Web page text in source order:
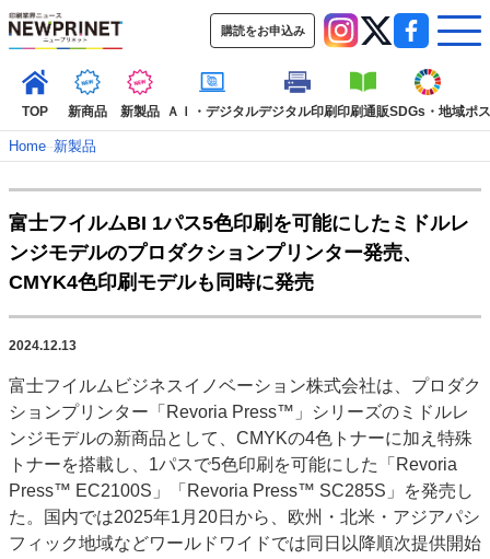
購読をお申込み
TOP 新商品 新製品 ＡＩ・デジタルデジタル印刷印刷通販SDGs・地域ポ
TOP
新着記事 特集記事
動画コンテンツ
インタビュー
コレクション
新商品
SDGs・地域
イベント 信用情報
業界
市場・統計
人事・移転・異動・訃報
特集記事カテゴリー一覧
2022 見える化・MIS特集
特集・デジタル印刷 アイデアで勝負！ ～多様なビジネス・多彩な商材～
JAPAN PACK 2023 特集
中古印刷機・製本機特集
2022 検査・校正特集
Home–新製品
富士フイルムBI 1パス5色印刷を可能にしたミドルレ
ンジモデルのプロダクションプリンター発売、
CMYK4色印刷モデルも同時に発売
2024.12.13
富士フイルムビジネスイノベーション株式会社は、プロダク
ションプリンター「Revoria Press™」シリーズのミドルレ
ンジモデルの新商品として、CMYKの4色トナーに加え特殊
トナーを搭載し、1パスで5色印刷を可能にした「Revoria
Press™ EC2100S」「Revoria Press™ SC285S」を発売し
た。国内では2025年1月20日から、欧州・北米・アジアパシ
フィック地域などワールドワイドでは同日以降順次提供開始